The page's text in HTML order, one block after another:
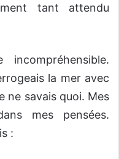
tant attendu
la mer avec
ne savais quoi. Mes
mes pensées.
: